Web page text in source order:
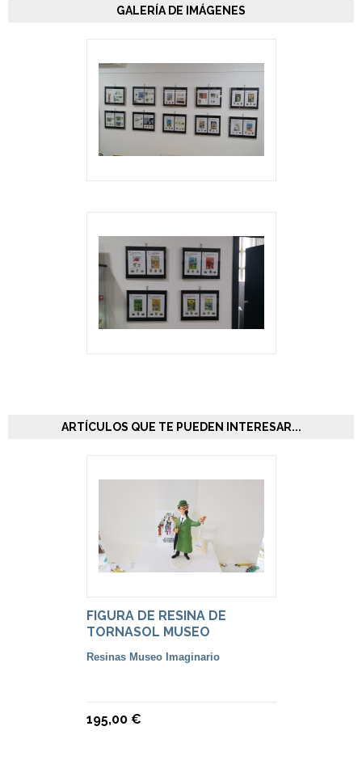
GALERÍA DE IMÁGENES
ARTÍCULOS QUE TE PUEDEN INTERESAR...
FIGURA DE RESINA DE
TORNASOL MUSEO
Resinas Museo Imaginario
195,00 €